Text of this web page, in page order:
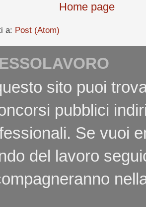
Home page
a: Post (Atom)
sito puoi
pubblici
Se vuoi
del lavoro